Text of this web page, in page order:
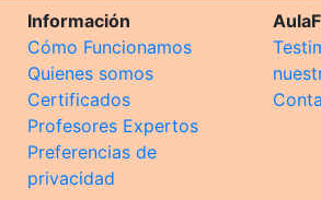
Información
Cómo Funcionamos
Quienes somos
Certificados
Profesores Expertos
Preferencias de
privacidad